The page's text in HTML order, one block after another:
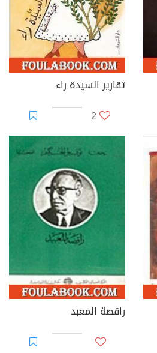
تقارير السيدة راء
2
راقصة المعبد